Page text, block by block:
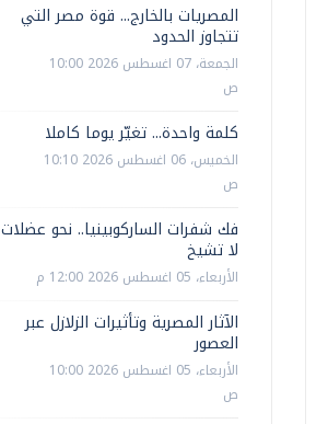
المصريات بالخارج... قوة مصر التي
تتجاوز الحدود
الجمعة، 07 اغسطس 2026 10:00
ص
كلمة واحدة... تغيّر يوما كاملا
الخميس، 06 اغسطس 2026 10:10
ص
فك شفرات الساركوبينيا.. نحو عضلات
لا تشيخ
الأربعاء، 05 اغسطس 2026 12:00 م
الآثار المصرية وتأثيرات الزلازل عبر
العصور
الأربعاء، 05 اغسطس 2026 10:00
ص